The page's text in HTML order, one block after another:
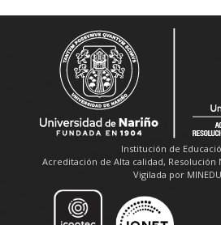
Institución de
Acreditación de Alta calidad, Resolución
Vigilada por